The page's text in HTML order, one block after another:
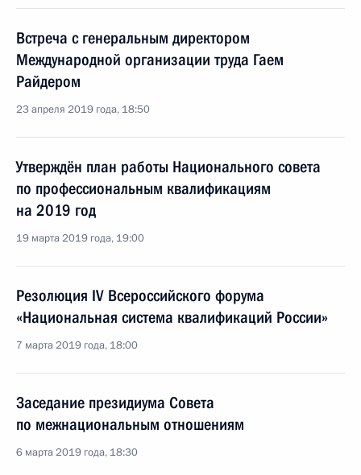
Встреча с генеральным директором
Международной организации труда Гаем
Райдером
23 апреля 2019 года, 18:50
Утверждён план работы Национального совета
по профессиональным квалификациям
на 2019 год
19 марта 2019 года, 19:00
Резолюция IV Всероссийского форума
«Национальная система квалификаций России»
7 марта 2019 года, 18:00
Заседание президиума Совета
по межнациональным отношениям
6 марта 2019 года, 18:30